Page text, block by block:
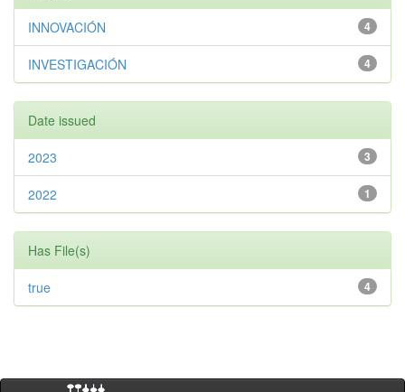
4
INNOVACIÓN
4
INVESTIGACIÓN
Date issued
3
2023
1
2022
Has File(s)
4
true